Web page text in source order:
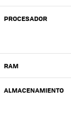
PROCESADOR
RAM
ALMACENAMIENTO